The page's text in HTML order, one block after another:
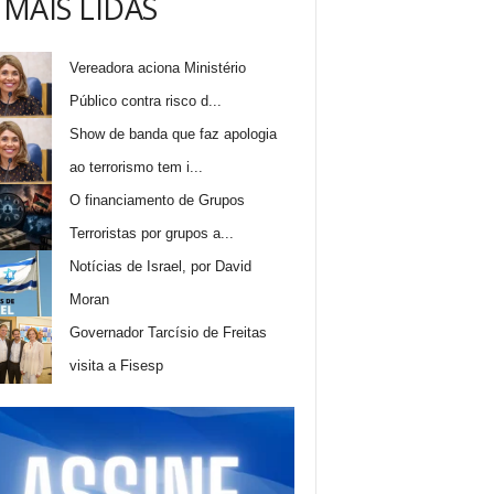
LIDAS
Vereadora aciona Ministério
Público contra risco d...
Show de banda que faz apologia
ao terrorismo tem i...
O financiamento de Grupos
Terroristas por grupos a...
Notícias de Israel, por David
Moran
Governador Tarcísio de Freitas
visita a Fisesp